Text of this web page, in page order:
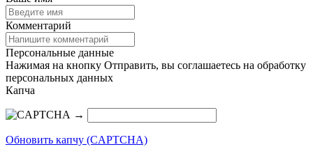
Комментарий
Персональные данные
Нажимая на кнопку Отправить, вы соглашаетесь на обработку
персональных данных
Капча
→
Обновить капчу (CAPTCHA)